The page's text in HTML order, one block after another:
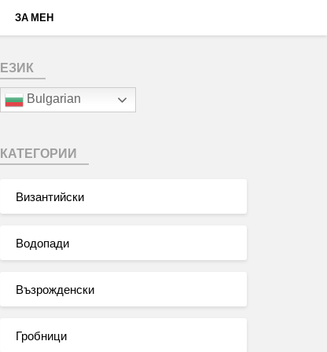
ЗА МЕН
ЕЗИК
Bulgarian
КАТЕГОРИИ
Византийски
Водопади
Възрожденски
Гробници